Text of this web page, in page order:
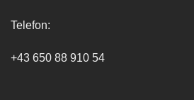
Telefon:
+43 650 88 910 54